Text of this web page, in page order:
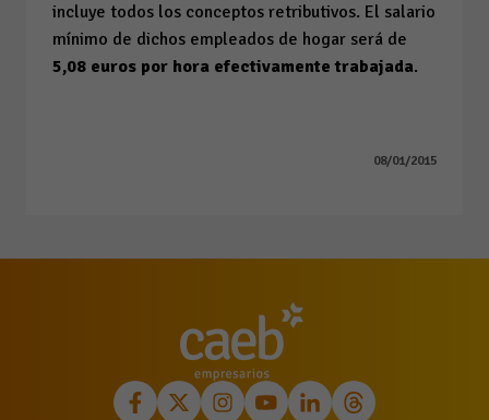
incluye todos los conceptos retributivos. El salario
mínimo de dichos empleados de hogar será de
5,08 euros por hora efectivamente trabajada.
08/01/2015